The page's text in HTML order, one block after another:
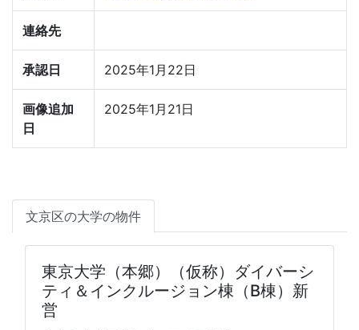
連絡先
承認日 2025年1月22日
画像追加
日
2025年1月21日
文京区の大学の物件
東京大学（本郷）（仮称）ダイバーシ
ティ＆インクルージョン棟（B棟）新
営